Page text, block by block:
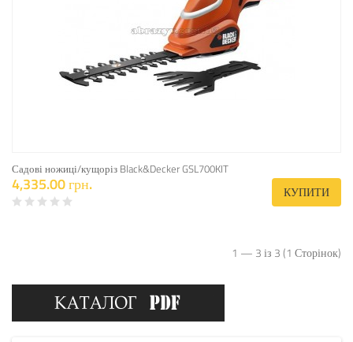
Садові ножиці/кущоріз Black&Decker GSL700KIT
4,335.00 грн. КУПИТИ
1 — 3 із 3 (1 Сторінок)